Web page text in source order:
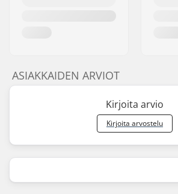
ASIAKKAIDEN ARVIOT
Kirjoita arvio
Kirjoita arvostelu